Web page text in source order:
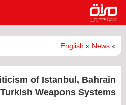
»
English » News
of Istanbul, Bahrain
Weapons Systems